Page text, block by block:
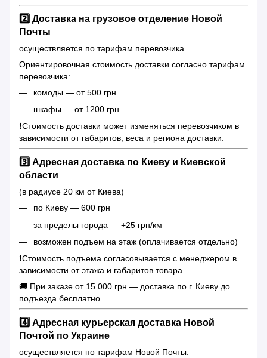
2️⃣ Доставка на грузовое отделение Новой
Почты
осуществляется по тарифам перевозчика.
Ориентировочная стоимость доставки согласно тарифам
перевозчика:
комоды — от 500 грн
шкафы — от 1200 грн
❗️Стоимость доставки может изменяться перевозчиком в
зависимости от габаритов, веса и региона доставки.
3️⃣ Адресная доставка по Киеву и Киевской
области
(в радиусе 20 км от Киева)
по Киеву — 600 грн
за пределы города — +25 грн/км
возможен подъем на этаж (оплачивается отдельно)
❗️Стоимость подъема согласовывается с менеджером в
зависимости от этажа и габаритов товара.
🚚 При заказе от 15 000 грн — доставка по г. Киеву до
подъезда бесплатно.
4️⃣ Адресная курьерская доставка Новой
Почтой по Украине
осуществляется по тарифам Новой Почты.